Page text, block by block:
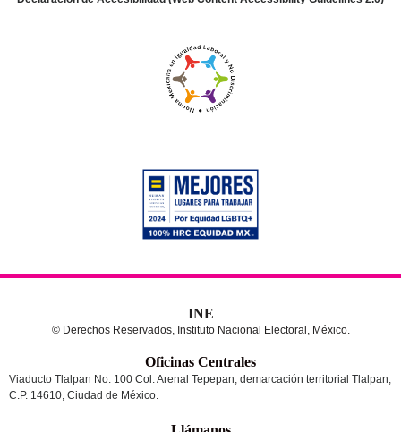
INE
© Derechos Reservados, Instituto Nacional Electoral, México.
Oficinas Centrales
Viaducto Tlalpan No. 100 Col. Arenal Tepepan, demarcación territorial Tlalpan,
C.P. 14610, Ciudad de México.